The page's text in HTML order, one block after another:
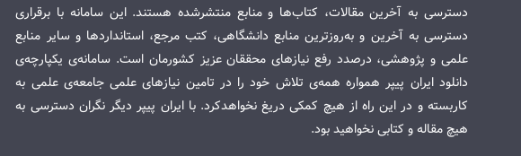
دسترسی به آخرین مقالات، کتاب‌ها و منابع منتشرشده هستند. این سامانه با برقراری
دسترسی به آخرین و به‌روزترین منابع دانشگاهی، کتب مرجع، استانداردها و سایر منابع
علمی و پژوهشی، درصدد رفع نیازهای محققان عزیز کشورمان است. سامانه‌ی یکپارچه‌ی
دانلود ایران پیپر همواره همه‌ی تلاش خود را در تامین نیازهای علمی جامعه‌ی علمی به
کاربسته و در این راه از هیچ کمکی دریغ نخواهدکرد. با ایران پیپر دیگر نگران دسترسی به
هیچ مقاله و کتابی نخواهید بود.